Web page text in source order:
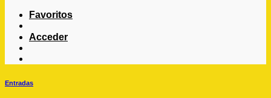
Favoritos
Acceder
Entradas